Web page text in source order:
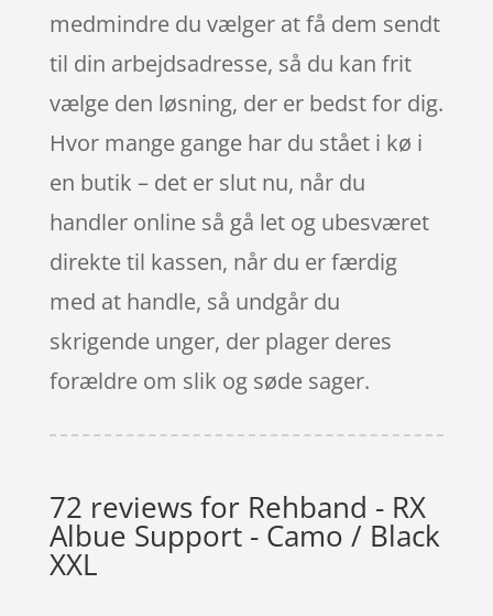
medmindre du vælger at få dem sendt
til din arbejdsadresse, så du kan frit
vælge den løsning, der er bedst for dig.
Hvor mange gange har du stået i kø i
en butik – det er slut nu, når du
handler online så gå let og ubesværet
direkte til kassen, når du er færdig
med at handle, så undgår du
skrigende unger, der plager deres
forældre om slik og søde sager.
72 reviews for Rehband - RX
Albue Support - Camo / Black
XXL